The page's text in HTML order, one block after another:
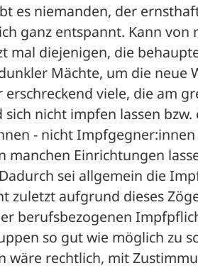
es niemanden, der
ganz entspannt. Kann von
mal diejenigen, die
Mächte, um die neue
viele, die am
nicht impfen lassen
- nicht
Einrichtungen
sei allgemein die
zuletzt aufgrund dieses
berufsbezogenen
so gut wie möglich zu
rechtlich, mit